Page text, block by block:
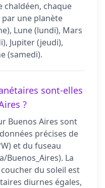
chaldéen, chaque
une planète
Lune (lundi), Mars
Jupiter (jeudi),
(samedi).
sont-elles
?
Buenos Aires sont
précises de
et du fuseau
La
du soleil est
diurnes égales,